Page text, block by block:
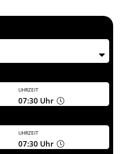
UHRZEIT
07:30 Uhr
UHRZEIT
07:30 Uhr